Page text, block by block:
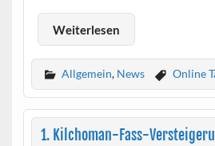
Weiterlesen
Allgemein, News Online
1. Kilchoman-Fass-